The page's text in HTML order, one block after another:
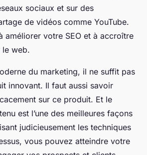
sociaux et sur des
de vidéos comme YouTube.
améliorer votre SEO et à accroître
web.
du marketing, il ne suffit pas
innovant. Il faut aussi savoir
sur ce produit. Et le
est l’une des meilleures façons
judicieusement les techniques
vous pouvez atteindre votre